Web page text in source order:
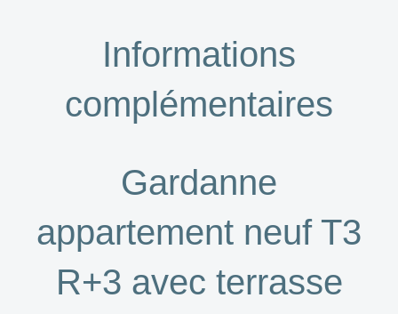
Informations
complémentaires
Gardanne
appartement neuf T3
R+3 avec terrasse